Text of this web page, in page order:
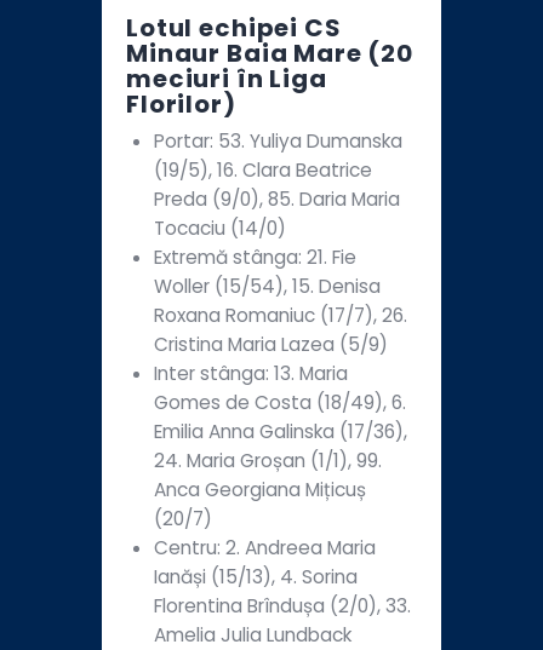
Lotul echipei CS
Minaur Baia Mare (20
meciuri în Liga
Florilor)
Portar: 53. Yuliya Dumanska
(19/5), 16. Clara Beatrice
Preda (9/0), 85. Daria Maria
Tocaciu (14/0)
Extremă stânga: 21. Fie
Woller (15/54), 15. Denisa
Roxana Romaniuc (17/7), 26.
Cristina Maria Lazea (5/9)
Inter stânga: 13. Maria
Gomes de Costa (18/49), 6.
Emilia Anna Galinska (17/36),
24. Maria Groșan (1/1), 99.
Anca Georgiana Mițicuș
(20/7)
Centru: 2. Andreea Maria
Ianăși (15/13), 4. Sorina
Florentina Brîndușa (2/0), 33.
Amelia Julia Lundback